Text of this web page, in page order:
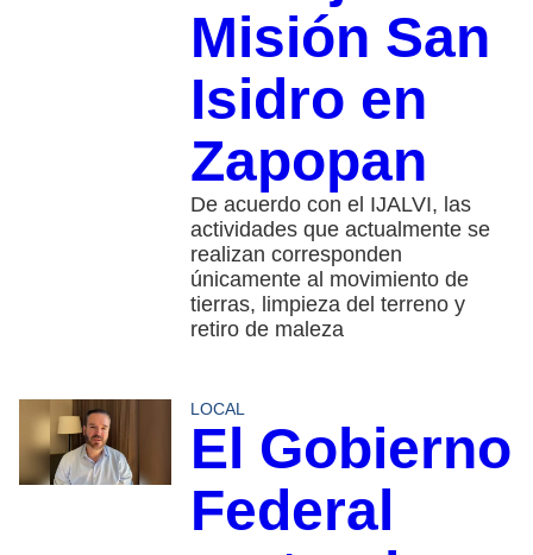
Misión San
Isidro en
Zapopan
De acuerdo con el IJALVI, las
actividades que actualmente se
realizan corresponden
únicamente al movimiento de
tierras, limpieza del terreno y
retiro de maleza
LOCAL
El Gobierno
Federal